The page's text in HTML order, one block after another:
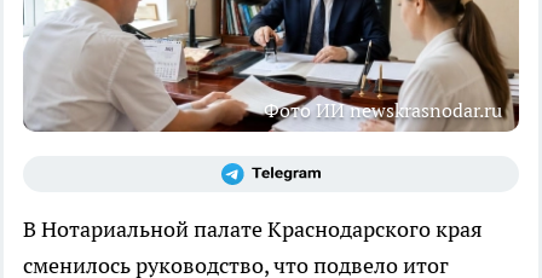
Фото ИИ newskrasnodar.ru
В Нотариальной палате Краснодарского края
сменилось руководство, что подвело итог